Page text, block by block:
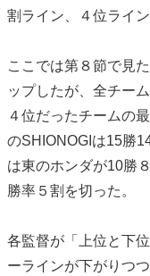
割ライン、４位ライ
ここでは第８節で見
ップしたが、全チー
４位だったチームの
のSHIONOGIは15勝
は東のホンダが10勝
勝率５割を切った。
各監督が「上位と下
ーラインが下がりつ